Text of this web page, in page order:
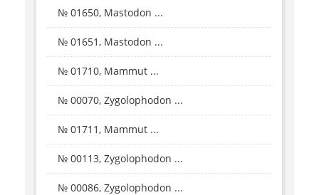
№ 01650, Mastodon ...
№ 01651, Mastodon ...
№ 01710, Mammut ...
№ 00070, Zygolophodon ...
№ 01711, Mammut ...
№ 00113, Zygolophodon ...
№ 00086, Zygolophodon ...